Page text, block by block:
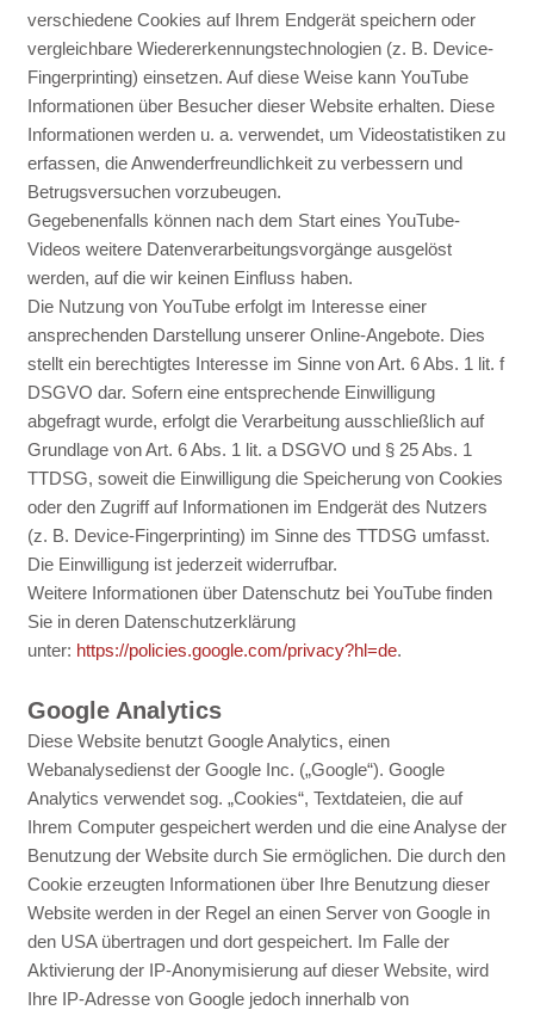
verschiedene Cookies auf Ihrem Endgerät speichern oder
vergleichbare Wiedererkennungstechnologien (z. B. Device-
Fingerprinting) einsetzen. Auf diese Weise kann YouTube
Informationen über Besucher dieser Website erhalten. Diese
Informationen werden u. a. verwendet, um Videostatistiken zu
erfassen, die Anwenderfreundlichkeit zu verbessern und
Betrugsversuchen vorzubeugen.
Gegebenenfalls können nach dem Start eines YouTube-
Videos weitere Datenverarbeitungsvorgänge ausgelöst
werden, auf die wir keinen Einfluss haben.
Die Nutzung von YouTube erfolgt im Interesse einer
ansprechenden Darstellung unserer Online-Angebote. Dies
stellt ein berechtigtes Interesse im Sinne von Art. 6 Abs. 1 lit. f
DSGVO dar. Sofern eine entsprechende Einwilligung
abgefragt wurde, erfolgt die Verarbeitung ausschließlich auf
Grundlage von Art. 6 Abs. 1 lit. a DSGVO und § 25 Abs. 1
TTDSG, soweit die Einwilligung die Speicherung von Cookies
oder den Zugriff auf Informationen im Endgerät des Nutzers
(z. B. Device-Fingerprinting) im Sinne des TTDSG umfasst.
Die Einwilligung ist jederzeit widerrufbar.
Weitere Informationen über Datenschutz bei YouTube finden
Sie in deren Datenschutzerklärung
unter: https://policies.google.com/privacy?hl=de.
Google Analytics
Diese Website benutzt Google Analytics, einen
Webanalysedienst der Google Inc. („Google“). Google
Analytics verwendet sog. „Cookies“, Textdateien, die auf
Ihrem Computer gespeichert werden und die eine Analyse der
Benutzung der Website durch Sie ermöglichen. Die durch den
Cookie erzeugten Informationen über Ihre Benutzung dieser
Website werden in der Regel an einen Server von Google in
den USA übertragen und dort gespeichert. Im Falle der
Aktivierung der IP-Anonymisierung auf dieser Website, wird
Ihre IP-Adresse von Google jedoch innerhalb von